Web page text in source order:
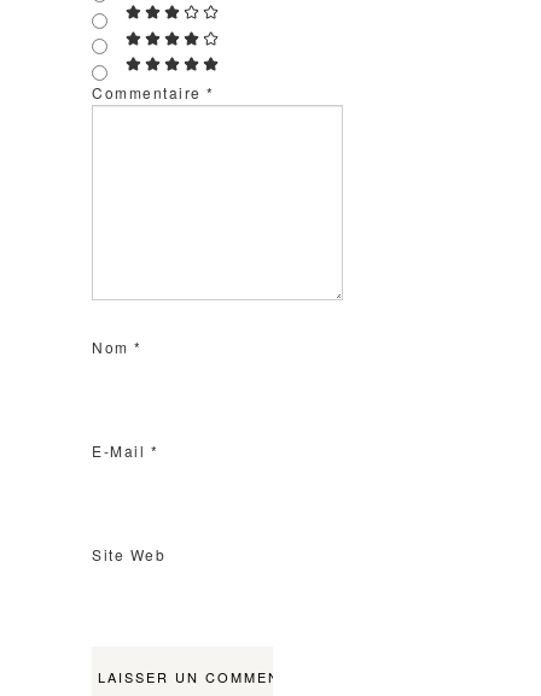
Commentaire*
Nom*
E-Mail *
Site Web